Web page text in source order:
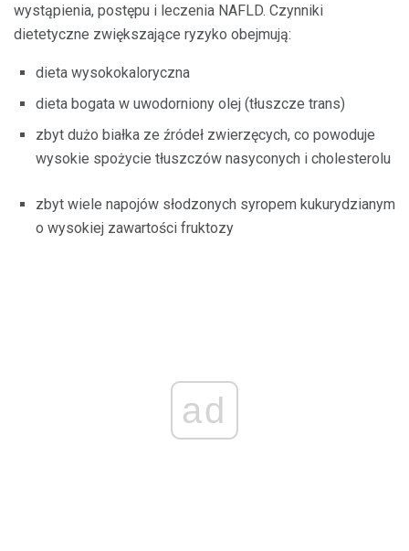
wystąpienia, postępu i leczenia NAFLD. Czynniki
dietetyczne zwiększające ryzyko obejmują:
dieta wysokokaloryczna
dieta bogata w uwodorniony olej (tłuszcze trans)
zbyt dużo białka ze źródeł zwierzęcych, co powoduje
wysokie spożycie tłuszczów nasyconych i cholesterolu
zbyt wiele napojów słodzonych syropem kukurydzianym
o wysokiej zawartości fruktozy
ad